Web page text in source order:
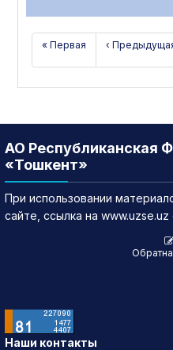
« Первая ‹
АО Республиканская
«Тошкент»
При использовании
сайте, ссылка на www.uzse.uz
Наши контакты